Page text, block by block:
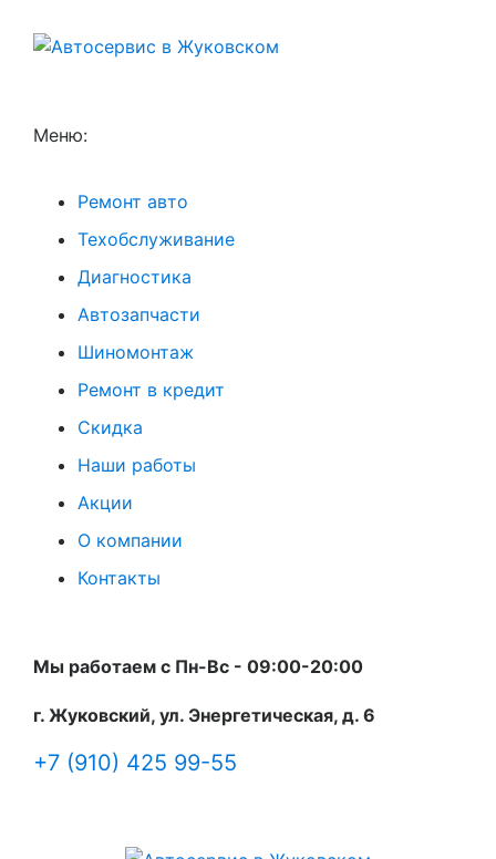
Меню:
Ремонт авто
Техобслуживание
Диагностика
Автозапчасти
Шиномонтаж
Ремонт в кредит
Скидка
Наши работы
Акции
О компании
Контакты
Мы работаем с Пн-Вc - 09:00-20:00
г. Жуковский, ул. Энергетическая, д. 6
+7 (910) 425 99-55